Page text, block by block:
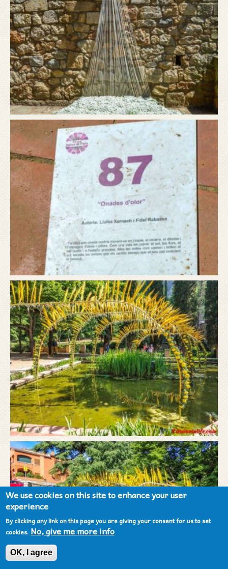
We use cookies on this site to enhance your user
experience
By clicking any link on this page you are giving your consent for us to set
cookies. No, give me more info
OK, I agree